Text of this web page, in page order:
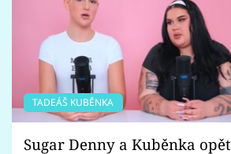
TADEÁŠ KUBĚNKA
Sugar Denny a Kuběnka opět